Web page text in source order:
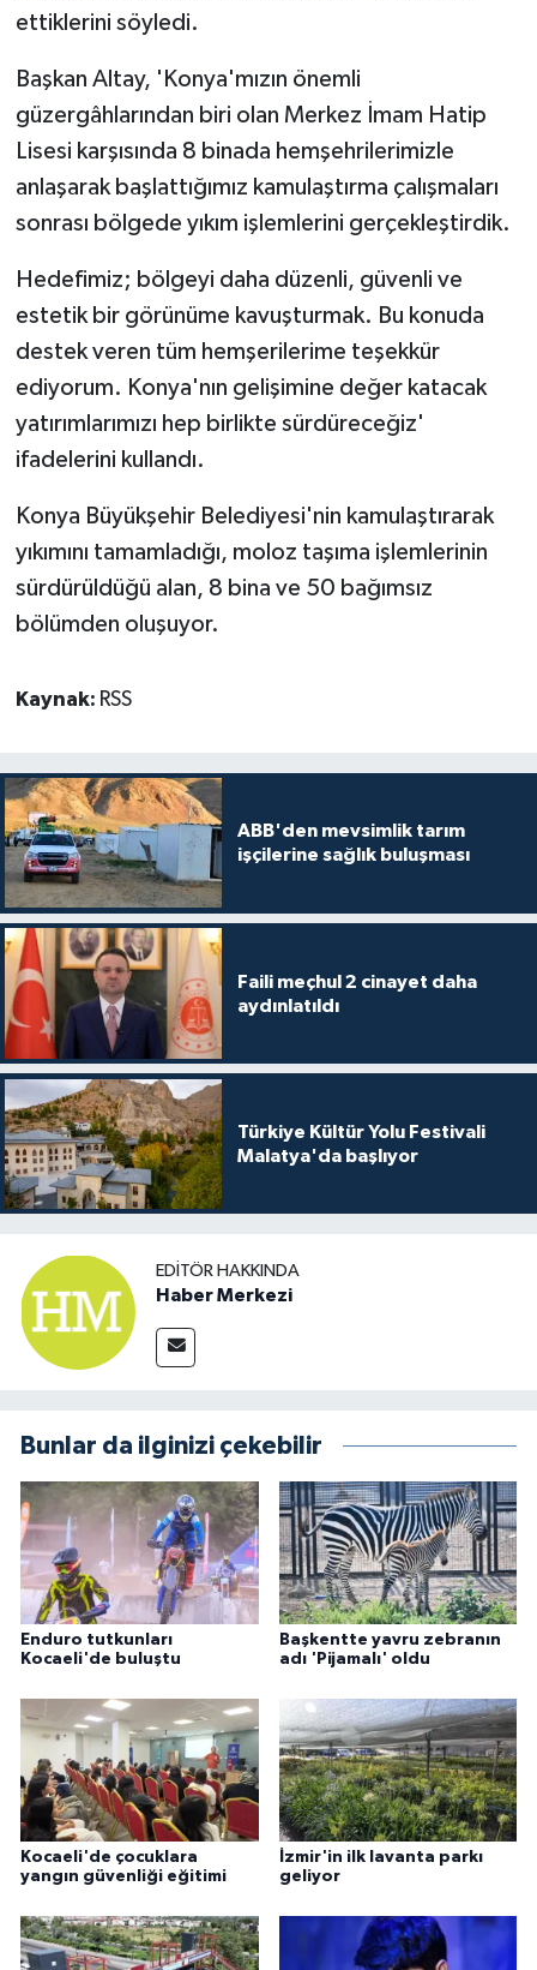
ettiklerini söyledi.
Başkan Altay, 'Konya'mızın önemli
güzergâhlarından biri olan Merkez İmam Hatip
Lisesi karşısında 8 binada hemşehrilerimizle
anlaşarak başlattığımız kamulaştırma çalışmaları
sonrası bölgede yıkım işlemlerini gerçekleştirdik.
Hedefimiz; bölgeyi daha düzenli, güvenli ve
estetik bir görünüme kavuşturmak. Bu konuda
destek veren tüm hemşerilerime teşekkür
ediyorum. Konya'nın gelişimine değer katacak
yatırımlarımızı hep birlikte sürdüreceğiz'
ifadelerini kullandı.
Konya Büyükşehir Belediyesi'nin kamulaştırarak
yıkımını tamamladığı, moloz taşıma işlemlerinin
sürdürüldüğü alan, 8 bina ve 50 bağımsız
bölümden oluşuyor.
Kaynak: RSS
ABB'den mevsimlik tarım
işçilerine sağlık buluşması
Faili meçhul 2 cinayet daha
aydınlatıldı
Türkiye Kültür Yolu Festivali
Malatya'da başlıyor
EDITÖR HAKKINDA
Haber Merkezi
Bunlar da ilginizi çekebilir
Enduro tutkunları
Kocaeli'de buluştu
Başkentte yavru zebranın
adı 'Pijamalı' oldu
Kocaeli'de çocuklara
yangın güvenliği eğitimi
İzmir'in ilk lavanta parkı
geliyor